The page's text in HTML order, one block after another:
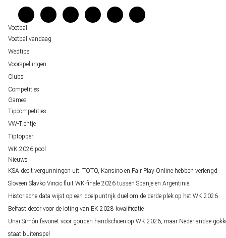
Verantwoord wedden
Over ons
Voetbal
Voetbal vandaag
Wedtips
Voorspellingen
Clubs
Competities
Games
Tipcompetities
VW-Tientje
Tiptopper
WK 2026 pool
Nieuws
KSA deelt vergunningen uit: TOTO, Kansino en Fair Play Online hebben verlengd
Sloveen Slavko Vincic fluit WK-finale 2026 tussen Spanje en Argentinië
Historische data wijst op een doelpuntrijk duel om de derde plek op het WK 2026
Belfast decor voor de loting van EK 2028 kwalificatie
Unai Simón favoriet voor gouden handschoen op WK 2026, maar Nederlandse
staat buitenspel